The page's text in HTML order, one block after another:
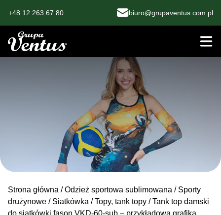
+48 12 263 67 80 biuro@grupaventus.com.pl
Strona główna /Odzież sportowa sublimowana / Sporty
drużynowe / Siatkówka /Topy, tank topy / Tank top damski
do siatkówki fason VKD-60-sub – przykładowa grafika